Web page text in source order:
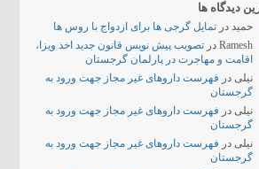
دیدگاه ها
حمید در تمایل گرجی ها برای ازدواج با روس ها
Ramesh در تصویب پیش نویس قانون جدید اخذ ویزا،
اقامت و مهاجرت در پارلمان گرجستان
نیلی در فهرست داروهای غیر مجاز جهت ورود به
گرجستان
نیلی در فهرست داروهای غیر مجاز جهت ورود به
گرجستان
نیلی در فهرست داروهای غیر مجاز جهت ورود به
گرجستان